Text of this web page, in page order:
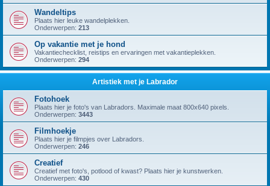
Wandeltips
Plaats hier leuke wandelplekken.
Onderwerpen: 213
Op vakantie met je hond
Vakantiechecklist, reistips en ervaringen met vakantieplekken.
Onderwerpen: 294
Artistiek met je Labrador
Fotohoek
Plaats hier je foto's van Labradors. Maximale maat 800x640 pixels.
Onderwerpen: 3443
Filmhoekje
Plaats hier je filmpjes over Labradors.
Onderwerpen: 246
Creatief
Creatief met foto's, potlood of kwast? Plaats hier je kunstwerken.
Onderwerpen: 430